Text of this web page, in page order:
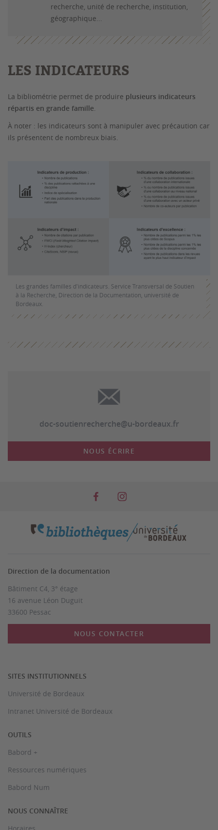
recherche, unité de recherche, institution,
géographique...
LES INDICATEURS
La bibliométrie permet de produire plusieurs indicateurs
répartis en grande famille.
À noter : les indicateurs sont à manipuler avec précaution car
ils présentent de nombreux biais.
Les grandes familles d'indicateurs. Service Transversal de Soutien
à la Recherche, Direction de la Documentation, université de
Bordeaux.
doc-soutienrecherche@u-bordeaux.fr
NOUS ÉCRIRE
Direction de la documentation
Bâtiment C4, 3° étage
16 avenue Léon Duguit
33600 Pessac
NOUS CONTACTER
SITES INSTITUTIONNELS
Université de Bordeaux
Intranet Université de Bordeaux
OUTILS
Babord +
Ressources numériques
Babord Num
NOUS CONNAÎTRE